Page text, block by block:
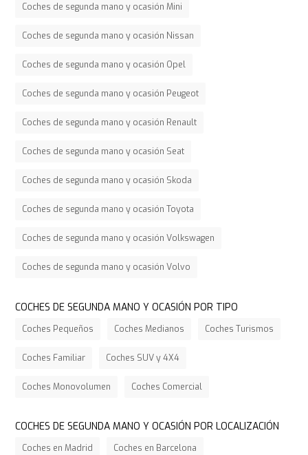
Coches de segunda mano y ocasión Mini
Coches de segunda mano y ocasión Nissan
Coches de segunda mano y ocasión Opel
Coches de segunda mano y ocasión Peugeot
Coches de segunda mano y ocasión Renault
Coches de segunda mano y ocasión Seat
Coches de segunda mano y ocasión Skoda
Coches de segunda mano y ocasión Toyota
Coches de segunda mano y ocasión Volkswagen
Coches de segunda mano y ocasión Volvo
COCHES DE SEGUNDA MANO Y OCASIÓN POR TIPO
Coches Pequeños Coches Medianos Coches Turismos
Coches Familiar Coches SUV y 4X4
Coches Monovolumen Coches Comercial
COCHES DE SEGUNDA MANO Y OCASIÓN POR LOCALIZACIÓN
Coches en Madrid Coches en Barcelona